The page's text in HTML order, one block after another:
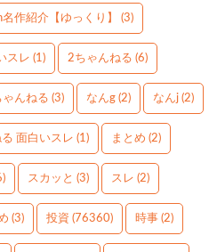
作紹介【ゆっくり】 (3)
スレ (1) 2ちゃんねる (6)
ゃんねる (3) なんg (2) なんj (2)
面白いスレ (1) まとめ (2)
スカッと (3) スレ (2)
(3) 投資 (76360) 時事 (2)